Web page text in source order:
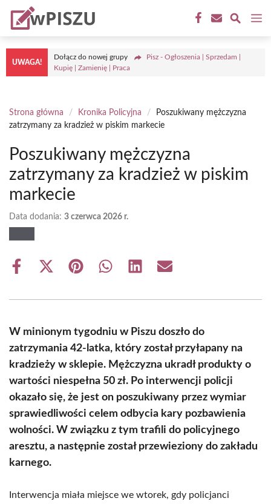
Przejdź
treści
UWAGA!
Dołącz do nowej grupy
Pisz - Ogłoszenia | Sprzedam |
Kupię | Zamienię | Praca
Strona główna / Kronika Policyjna /
Poszukiwany mężczyzna
zatrzymany za kradzież w piskim markecie
Poszukiwany mężczyzna
zatrzymany za kradzież w piskim
markecie
Data dodania: 3 czerwca 2026 r.
Share
Share
(Twitter)
Share Share Share Share
W minionym tygodniu w Piszu doszło do
zatrzymania 42-latka, który został przyłapany na
kradzieży w sklepie. Mężczyzna ukradł produkty o
wartości niespełna 50 zł. Po interwencji policji
okazało się, że jest on poszukiwany przez wymiar
sprawiedliwości celem odbycia kary pozbawienia
wolności. W związku z tym trafili do policyjnego
aresztu, a następnie został przewieziony do zakładu
karnego.
Interwencja miała miejsce we wtorek, gdy policjanci